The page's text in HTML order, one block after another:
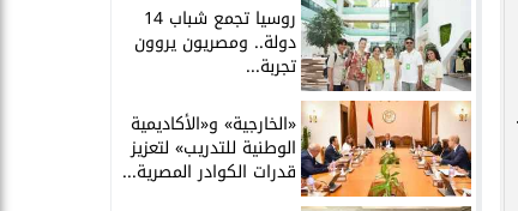
روسيا تجمع شباب 14
دولة.. ومصريون يروون
تجربة...
​«الخارجية» و«الأكاديمية
الوطنية للتدريب» لتعزيز
قدرات الكوادر المصرية...